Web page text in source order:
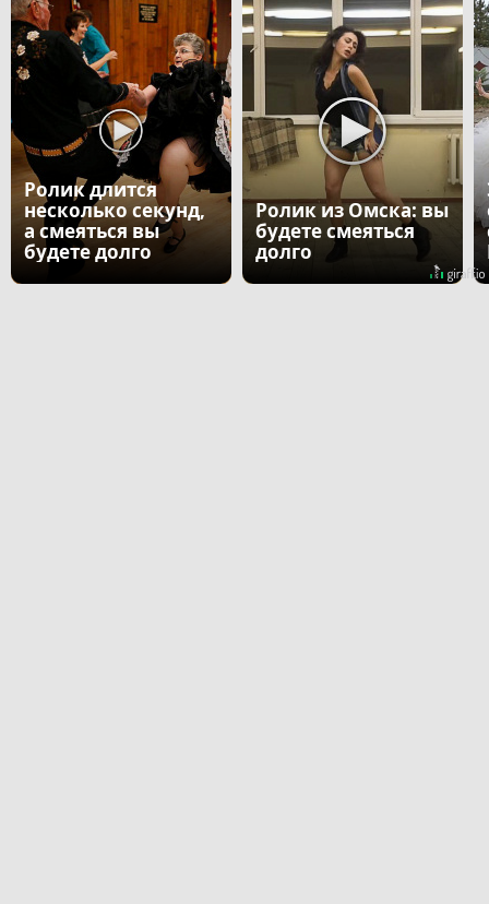
Ролик длится
несколько секунд,
а смеяться вы
будете долго
Ролик из Омска: вы
будете смеяться
долго